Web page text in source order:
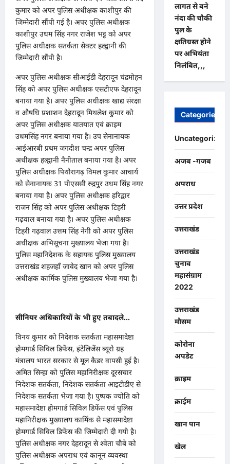
कुमार को अपर पुलिस अधीक्षक काशीपुर की
जिम्मेदारी सौंपी गई है। अपर पुलिस अधीक्षक
काशीपुर उधम सिंह नगर राजेश भट्ट को अपर
पुलिस अधीक्षक सतर्कता सेक्टर हल्द्वानी की
जिम्मेदारी सौंपी है।
अपर पुलिस अधीक्षक सीआईडी देहरादून चंद्रमोहन
सिंह को अपर पुलिस अधीक्षक एसटीएफ देहरादून
बनाया गया है। अपर पुलिस अधीक्षक खाद्य संरक्षा
व औषधि प्रशाशन देहरादून मिथलेश कुमार को
अपर पुलिस अधीक्षक यातयात एवं क्राइम
उधमसिंह नगर बनाया गया है। उप सेनानायक
आईआरबी प्रथम जगदीश चन्द्र अपर पुलिस
अधीक्षक हल्द्वानी नैनीताल बनाया गया है। अपर
पुलिस अधीक्षक पिथौरागढ़ विमल कुमार आचार्य
को सेनानायक 31 पीएससी रुद्रपुर उधम सिंह नगर
बनाया गया है। अपर पुलिस अधीक्षक हरिद्वार
राजन सिंह को अपर पुलिस अधीक्षक टिहरी
गढ़वाल बनाया गया है। अपर पुलिस अधीक्षक
टिहरी गढ़वाल उत्तम सिंह नेगी को अपर पुलिस
अधीक्षक अभिसूचना मुख्यालय भेजा गया है।
पुलिस महानिदेशक के सहायक पुलिस मुख्यालय
उत्तराखंड शहजहाँ जावेद खान को अपर पुलिस
अधीक्षक कार्मिक पुलिस मुख्यालय भेजा गया है।
सीनियर अधिकारियों के भी हुए तबादले…
विनय कुमार को निदेशक सतर्कता महासमादेष्टा
होमगार्ड सिविल डिफेंस, इंटेलिजेंस ब्यूरो ग्रह
मंत्रालय भारत सरकार से मूल कैडर वापसी हुई है।
अमित सिन्हा को पुलिस महानिरीक्षक दूरसचार
निदेशक सतर्कता, निदेशक सतर्कता आइटीडीए से
निदेशक सतर्कता भेजा गया है। पुष्पक ज्योति को
महासमादेष्टा होमगार्ड सिविल डिफेंस एवं पुलिस
महानिरीक्षक मुख्यालय कार्मिक से महासमादेष्टा
होमगार्ड सिविल डिफेंस की जिम्मेदारी दी गयी है।
पुलिस अधीक्षक नगर देहरादून से श्वेता चौबे को
पुलिस अधीक्षक अपराध एवं कानून व्यवस्था
लागत से बने
नंदा की चौकी
पुल के
क्षतिग्रस्त होने
पर अभियंता
निलंबित,,,
Categories
Uncategorized
अजब -गजब
अपराध
उत्तर प्रदेश
उत्तराखंड
उत्तराखंड
चुनाव
महासंग्राम
2022
उत्तराखंड
मौसम
कोरोना
अपडेट
क्राइम
क्राईम
खान पान
खेल